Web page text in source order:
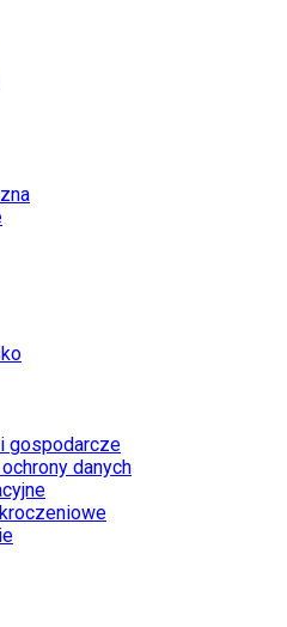
gospodarcze
danych